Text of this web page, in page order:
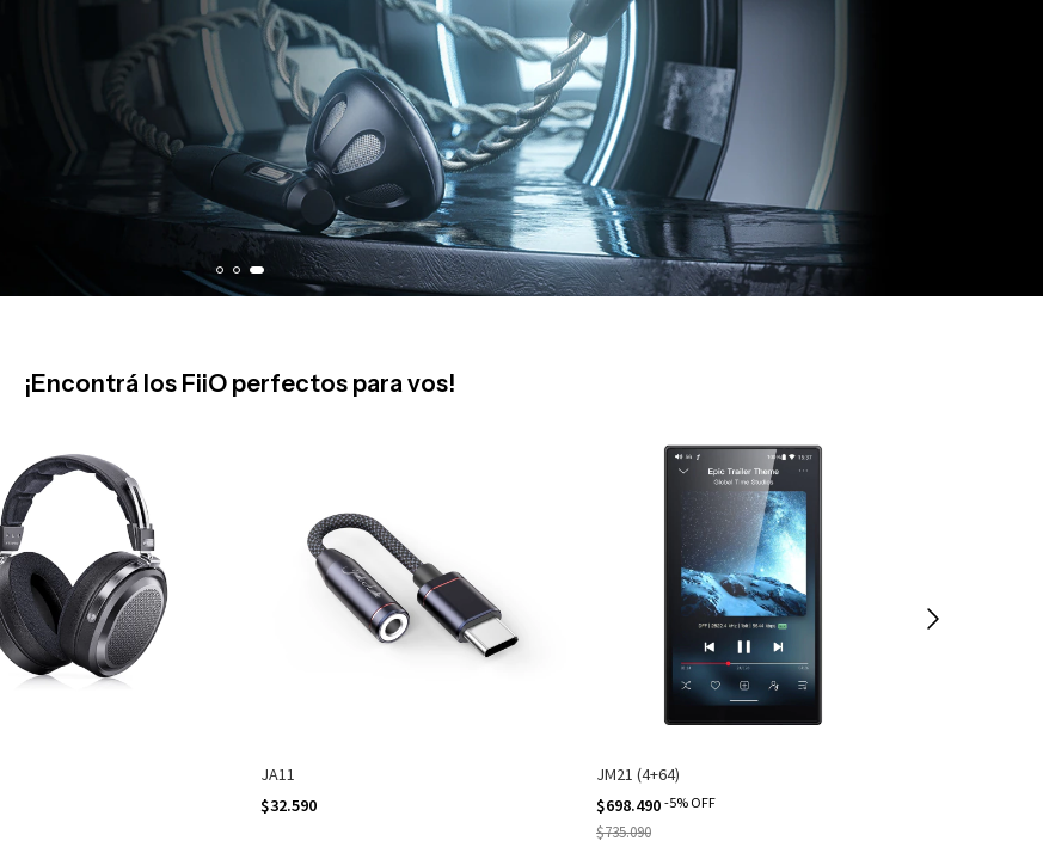
¡Encontrá los FiiO perfectos para vos!
JA11
$32.590
JM21 (4+64)
$698.490 -5% OFF
$735.090